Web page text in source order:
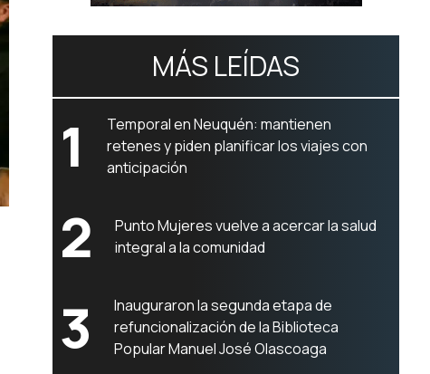
MÁS LEÍDAS
1
Temporal en Neuquén: mantienen
retenes y piden planificar los viajes con
anticipación
2
Punto Mujeres vuelve a acercar la salud
integral a la comunidad
3
Inauguraron la segunda etapa de
refuncionalización de la Biblioteca
Popular Manuel José Olascoaga